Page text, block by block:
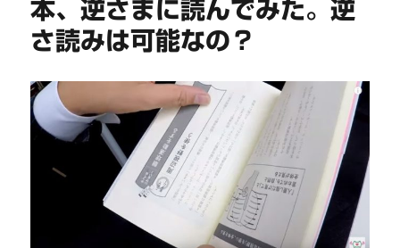
本、逆さまに読んでみた。逆
さ読みは可能なの？